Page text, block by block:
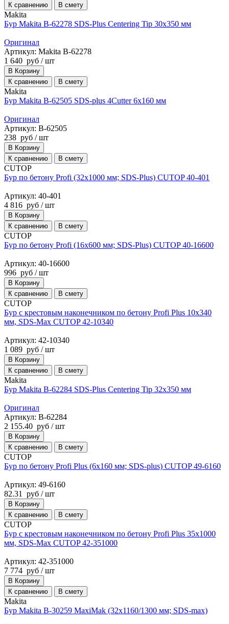
К сравнению В смету
Makita
Бур Makita B-62278 SDS-Plus Centering Tip 30x350 мм
Оригинал
Артикул: Makita B-62278
1 640 руб / шт
В Корзину
К сравнению
В смету
Makita
Бур Makita B-62505 SDS-plus 4Cutter 6x160 мм
Оригинал
Артикул: B-62505
238 руб / шт
В Корзину
К сравнению
В смету
CUTOP
Бур по бетону Profi (32х1000 мм; SDS-Plus) CUTOP 40-401
Артикул: 40-401
4 816 руб / шт
В Корзину
К сравнению
В смету
CUTOP
Бур по бетону Profi (16х600 мм; SDS-Plus) CUTOP 40-16600
Артикул: 40-16600
996 руб / шт
В Корзину
К сравнению
В смету
CUTOP
Бур с крестовым наконечником по бетону Profi Plus 10x340
мм, SDS-Max CUTOP 42-10340
Артикул: 42-10340
1 089 руб / шт
В Корзину
К сравнению
В смету
Makita
Бур Makita B-62284 SDS-Plus Centering Tip 32x350 мм
Оригинал
Артикул: B-62284
2 155.40 руб / шт
В Корзину
К сравнению
В смету
CUTOP
Бур по бетону Profi Plus (6х160 мм; SDS-plus) CUTOP 49-6160
Артикул: 49-6160
82.31 руб / шт
В Корзину
К сравнению
В смету
CUTOP
Бур с крестовым наконечником по бетону Profi Plus 35x1000
мм, SDS-Max CUTOP 42-351000
Артикул: 42-351000
7 774 руб / шт
В Корзину
К сравнению
В смету
Makita
Бур Makita B-30259 MaxiMak (32х1160/1300 мм; SDS-max)